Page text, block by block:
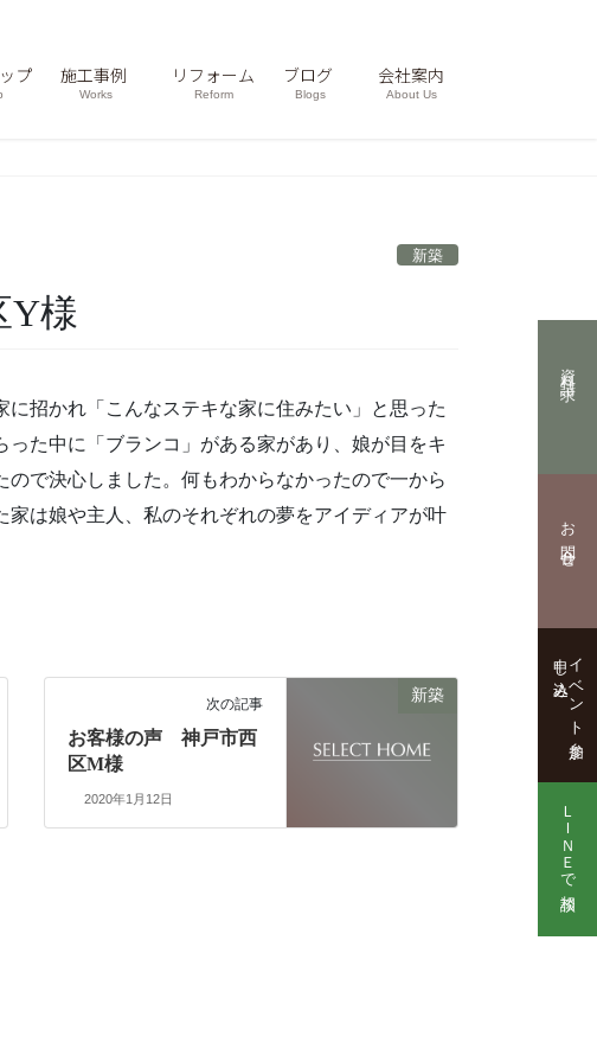
プ 施工事例
Works
リフォーム
Reform
ブログ
Blogs
会社案内
About Us
新築
Y様
招かれ「こんなステキな家に住みたい」と思った
た中に「ブランコ」がある家があり、娘が目をキ
で決心しました。何もわからなかったので一から
は娘や主人、私のそれぞれの夢をアイディアが叶
新築
次の記事
お客様の声 神戸市西
区M様
2020年1月12日
資料請求
お問合せ
イベント参加
申し込み
ＬＩＮＥで相談